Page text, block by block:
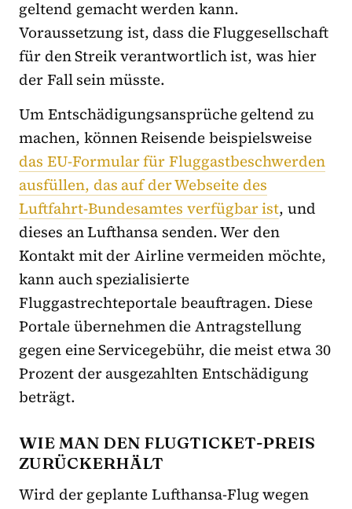
geltend gemacht werden kann.
Voraussetzung ist, dass die Fluggesellschaft
für den Streik verantwortlich ist, was hier
der Fall sein müsste.
Um Entschädigungsansprüche geltend zu
machen, können Reisende beispielsweise
das EU-Formular für Fluggastbeschwerden
ausfüllen, das auf der Webseite des
Luftfahrt-Bundesamtes verfügbar ist, und
dieses an Lufthansa senden. Wer den
Kontakt mit der Airline vermeiden möchte,
kann auch spezialisierte
Fluggastrechteportale beauftragen. Diese
Portale übernehmen die Antragstellung
gegen eine Servicegebühr, die meist etwa 30
Prozent der ausgezahlten Entschädigung
beträgt.
WIE MAN DEN FLUGTICKET-PREIS
ZURÜCKERHÄLT
Wird der geplante Lufthansa-Flug wegen